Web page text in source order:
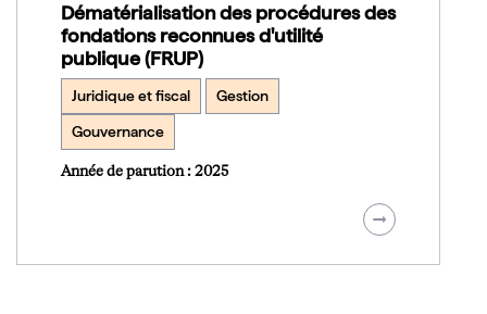
Dématérialisation des procédures des
fondations reconnues d'utilité
publique (FRUP)
Juridique et fiscal Gestion
Gouvernance
Année de parution : 2025